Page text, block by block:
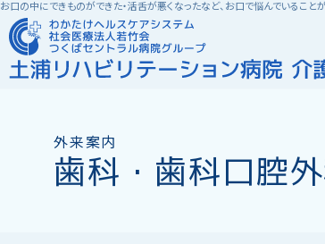
お口の中にできものができた・活舌が悪くなったなど、お口で悩んでいるこ
外来案内
入院・入所案内
病院紹介
部門紹介
ー
外来案内
歯科・歯科口腔